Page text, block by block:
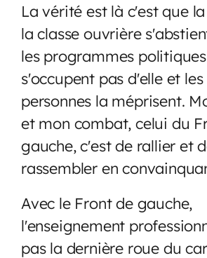
La vérité est là c'est que
la classe ouvrière
les programmes
s'occupent pas d'elle et les
personnes la méprisent.
et mon combat, celui du
gauche, c'est de rallier et
rassembler en
Avec le Front de gauche,
l'enseignement
pas la dernière roue du